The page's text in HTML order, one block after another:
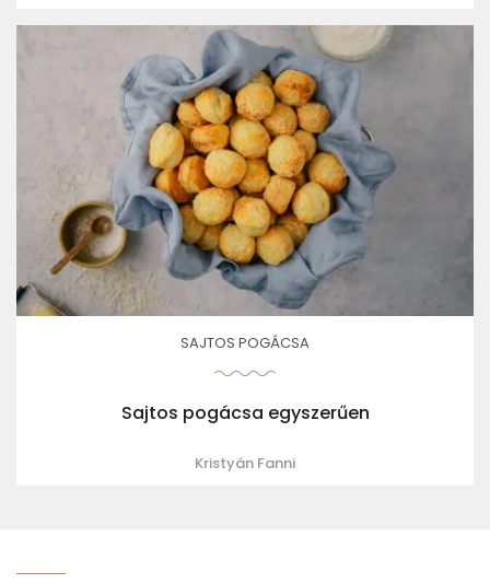
SAJTOS POGÁCSA
Sajtos pogácsa egyszerűen
Kristyán Fanni